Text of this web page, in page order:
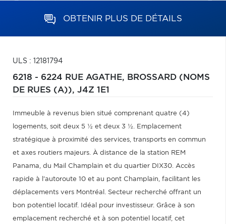
OBTENIR PLUS DE DÉTAILS
ULS : 12181794
6218 - 6224 RUE AGATHE, BROSSARD (NOMS
DE RUES (A)), J4Z 1E1
Immeuble à revenus bien situé comprenant quatre (4)
logements, soit deux 5 ½ et deux 3 ½. Emplacement
stratégique à proximité des services, transports en commun
et axes routiers majeurs. À distance de la station REM
Panama, du Mail Champlain et du quartier DIX30. Accès
rapide à l'autoroute 10 et au pont Champlain, facilitant les
déplacements vers Montréal. Secteur recherché offrant un
bon potentiel locatif. Idéal pour investisseur. Grâce à son
emplacement recherché et à son potentiel locatif, cet